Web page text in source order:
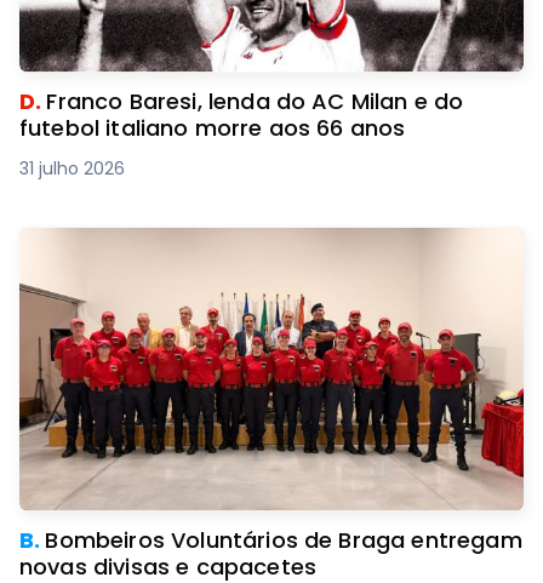
D. Franco Baresi, lenda do AC Milan e do
futebol italiano morre aos 66 anos
31 julho 2026
B. Bombeiros Voluntários de Braga entregam
novas divisas e capacetes